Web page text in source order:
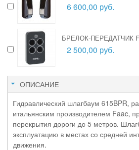
6 600,00 руб.
БРЕЛОК-ПЕРЕДАТЧИК
2 500,00 руб.
ОПИСАНИЕ
Гидравлический шлагбаум 615BPR,
итальянским производителем Faac,
перекрытия дороги до 5 метров.
эксплуатацию в местах со средней
движения.